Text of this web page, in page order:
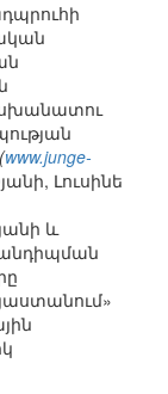
(www.junge-
Լուսինե
և